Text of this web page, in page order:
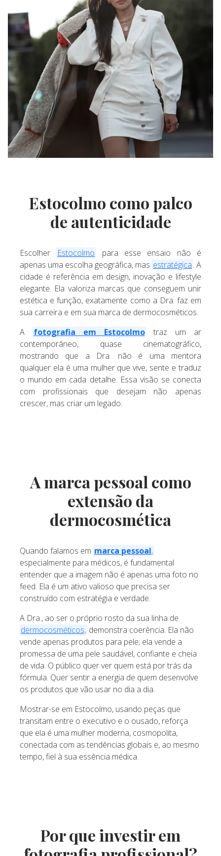
Estocolmo como palco
de autenticidade
Escolher Estocolmo
para esse ensaio não é
apenas uma escolha geográfica, mas estratégica. A
cidade é referência em design, inovação e lifestyle
elegante. Ela valoriza marcas que conseguem unir
estética e função, exatamente como a Dra. faz em
sua carreira e em sua marca de dermocosméticos.
A
fotografia em Estocolmo traz um ar
contemporâneo, quase cinematográfico,
mostrando que a Dra. não é uma mentora
qualquer ela é uma mulher que vive, sente e traduz
o mundo em cada detalhe. Essa visão se conecta
com profissionais que desejam não apenas
crescer, mas criar um legado.
A marca pessoal como
extensão da
dermocosmética
Quando falamos em marca pessoal,
especialmente para médicos, é fundamental
entender que a imagem não é apenas uma foto no
feed. Ela é um ativo valioso que precisa ser
construído com estratégia e verdade.
A Dra., ao ser o próprio rosto da sua linha de
dermocosméticos, demonstra coerência. Ela não
vende apenas produtos para pele; ela vende a
promessa de uma pele saudável, confiante e cheia
de vida. O público quer ver quem está por trás da
fórmula. Quer sentir a energia de quem desenvolve
os produtos que vão usar no dia a dia.
Mostrar-se em Estocolmo, usando peças que
transitam entre o executivo e o ousado, reforça
que ela é uma mulher moderna, cosmopolita,
conectada com as tendências globais e, ao mesmo
tempo, fiel à sua essência médica.
Por que investir em